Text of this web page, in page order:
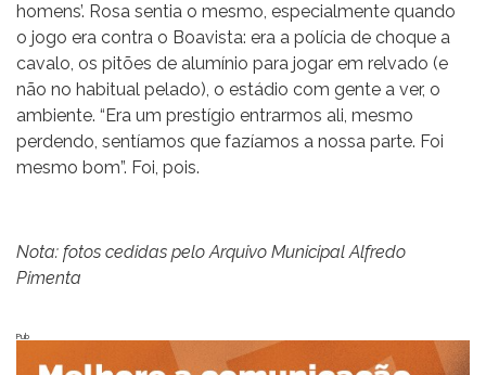
homens’. Rosa sentia o mesmo, especialmente quando
o jogo era contra o Boavista: era a polícia de choque a
cavalo, os pitões de alumínio para jogar em relvado (e
não no habitual pelado), o estádio com gente a ver, o
ambiente. “Era um prestígio entrarmos ali, mesmo
perdendo, sentíamos que fazíamos a nossa parte. Foi
mesmo bom”. Foi, pois.
Nota: fotos cedidas pelo Arquivo Municipal Alfredo
Pimenta
Pub